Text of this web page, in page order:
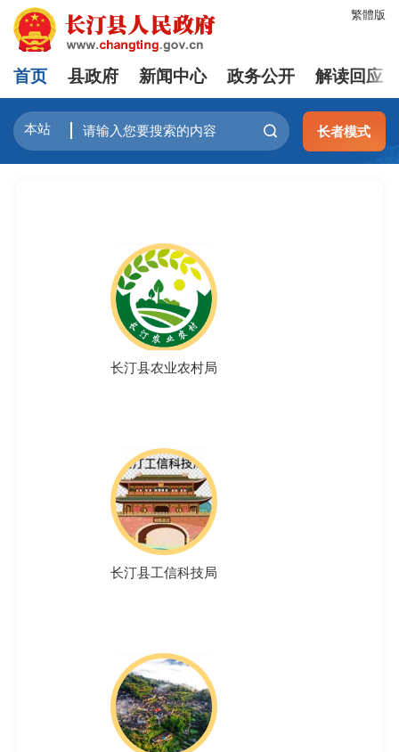
繁體版
首页 县政府 新闻中心 政务公开 解读回应
长者模式
长汀县农业农村局
长汀县工信科技局